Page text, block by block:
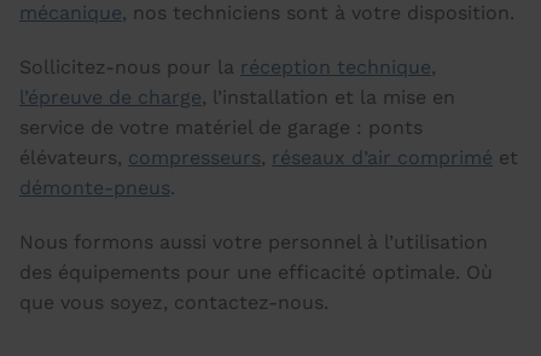
mécanique, nos techniciens sont à votre disposition.
Sollicitez-nous pour la réception technique,
l’épreuve de charge, l’installation et la mise en
service de votre matériel de garage : ponts
élévateurs, compresseurs, réseaux d’air comprimé et
démonte-pneus.
Nous formons aussi votre personnel à l’utilisation
des équipements pour une efficacité optimale. Où
que vous soyez, contactez-nous.